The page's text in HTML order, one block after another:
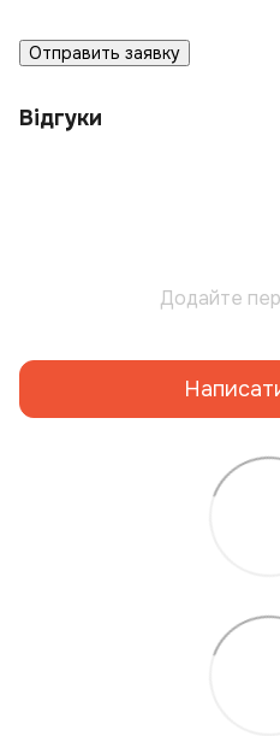
Отправить заявку
Відгуки
Додайте